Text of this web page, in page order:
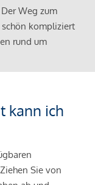
Weg zum
kompliziert
rund um
kann ich
Sie von